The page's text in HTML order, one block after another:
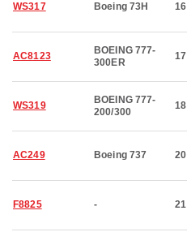
WS317 Boeing 73H
AC8123
BOEING 777-
300ER
WS319
BOEING 777-
200/300
AC249 Boeing 737
F8825 -